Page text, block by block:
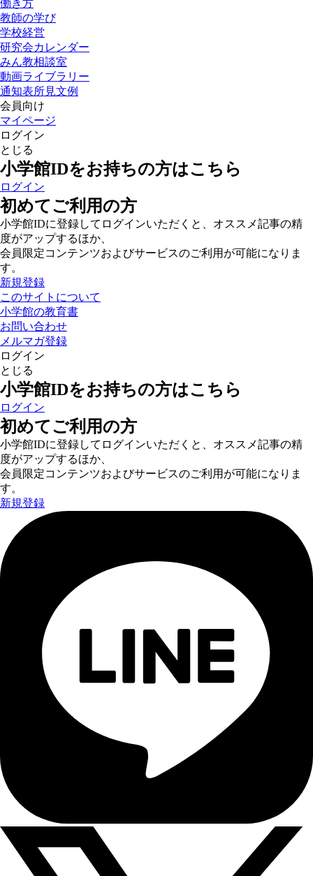
働き方
教師の学び
学校経営
研究会カレンダー
みん教相談室
動画ライブラリー
通知表所見文例
会員向け
マイページ
ログイン
とじる
小学館IDをお持ちの方はこちら
ログイン
初めてご利用の方
小学館IDに登録してログインいただくと、オススメ記事の精
度がアップするほか、
会員限定コンテンツおよびサービスのご利用が可能になりま
す。
新規登録
このサイトについて
小学館の教育書
お問い合わせ
メルマガ登録
ログイン
とじる
小学館IDをお持ちの方はこちら
ログイン
初めてご利用の方
小学館IDに登録してログインいただくと、オススメ記事の精
度がアップするほか、
会員限定コンテンツおよびサービスのご利用が可能になりま
す。
新規登録